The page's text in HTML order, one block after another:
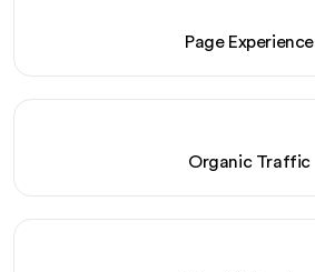
Page Experience
Organic Traffic